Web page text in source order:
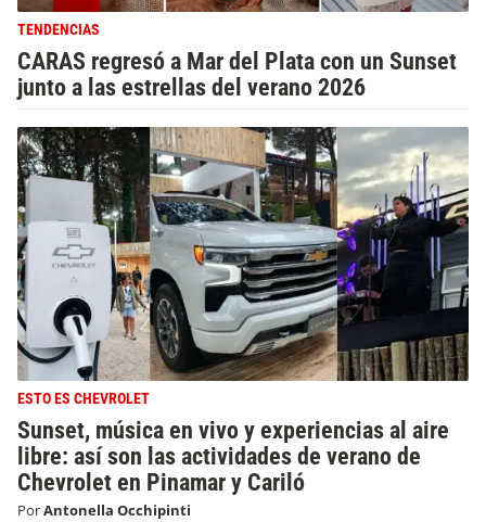
TENDENCIAS
CARAS regresó a Mar del Plata con un Sunset
junto a las estrellas del verano 2026
ESTO ES CHEVROLET
Sunset, música en vivo y experiencias al aire
libre: así son las actividades de verano de
Chevrolet en Pinamar y Cariló
PorAntonella Occhipinti